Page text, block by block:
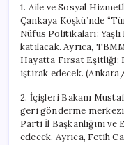
1. Aile ve Sosyal
Çankaya Köşkü’nde
Nüfus Politikaları: Yaşlı
katılacak. Ayrıca,
Hayatta Fırsat Eşitliği:
iştirak edecek.
2. İçişleri Bakanı
geri gönderme
Parti İl Başkanlığını
edecek. Ayrıca, Fetih